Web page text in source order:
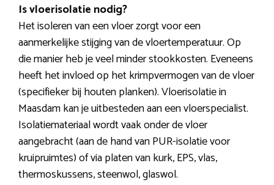
Is vloerisolatie nodig?
Het isoleren van een vloer zorgt voor een
aanmerkelijke stijging van de vloertemperatuur. Op
die manier heb je veel minder stookkosten. Eveneens
heeft het invloed op het krimpvermogen van de vloer
(specifieker bij houten planken). Vloerisolatie in
Maasdam kan je uitbesteden aan een vloerspecialist.
Isolatiemateriaal wordt vaak onder de vloer
aangebracht (aan de hand van PUR-isolatie voor
kruipruimtes) of via platen van kurk, EPS, vlas,
thermoskussens, steenwol, glaswol.